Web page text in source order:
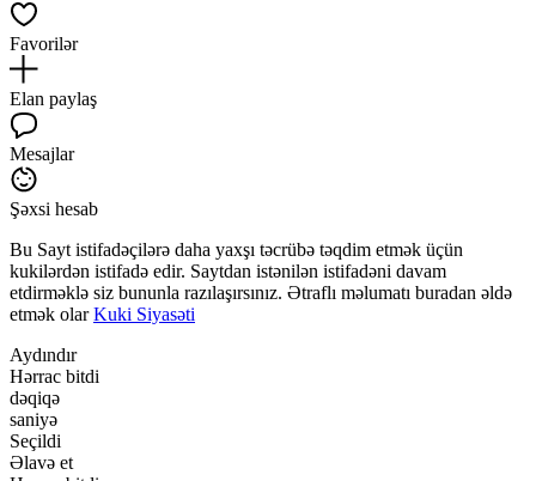
Favorilər
Elan paylaş
Mesajlar
Şəxsi hesab
Bu Sayt istifadəçilərə daha yaxşı təcrübə təqdim etmək üçün
kukilərdən istifadə edir. Saytdan istənilən istifadəni davam
etdirməklə siz bununla razılaşırsınız. Ətraflı məlumatı buradan əldə
etmək olarKuki Siyasəti
Aydındır
Hərrac bitdi
dəqiqə
saniyə
Seçildi
Əlavə et